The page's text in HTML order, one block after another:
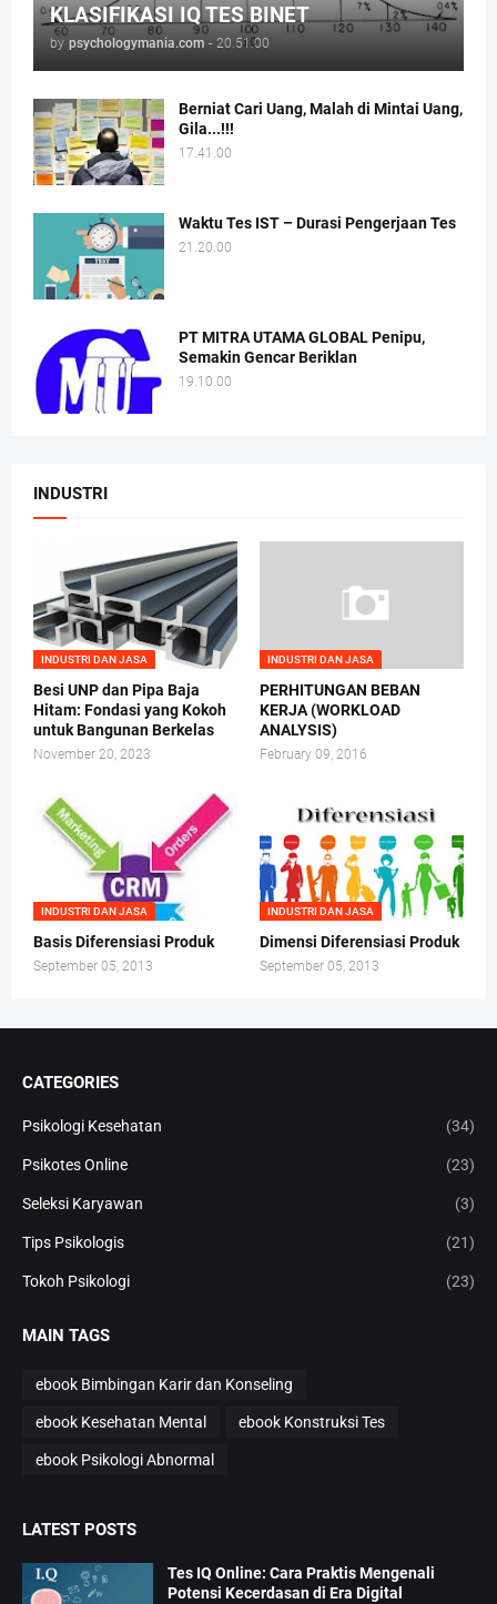
KLASIFIKASI IQ TES BINET
by psychologymania.com - 20.51.00
Berniat Cari Uang, Malah di Mintai Uang,
Gila...!!!
17.41.00
Waktu Tes IST – Durasi Pengerjaan Tes
21.20.00
PT MITRA UTAMA GLOBAL Penipu,
Semakin Gencar Beriklan
19.10.00
INDUSTRI
INDUSTRI DAN JASA
Besi UNP dan Pipa Baja
Hitam: Fondasi yang Kokoh
untuk Bangunan Berkelas
November 20, 2023
INDUSTRI DAN JASA
PERHITUNGAN BEBAN
KERJA (WORKLOAD
ANALYSIS)
February 09, 2016
INDUSTRI DAN JASA
Basis Diferensiasi Produk
September 05, 2013
INDUSTRI DAN JASA
Dimensi Diferensiasi Produk
September 05, 2013
CATEGORIES
Psikologi Kesehatan (34)
Psikotes Online (23)
Seleksi Karyawan (3)
Tips Psikologis (21)
Tokoh Psikologi (23)
MAIN TAGS
ebook Bimbingan Karir dan Konseling
ebook Kesehatan Mental ebook Konstruksi Tes
ebook Psikologi Abnormal
LATEST POSTS
Tes IQ Online: Cara Praktis Mengenali
Potensi Kecerdasan di Era Digital